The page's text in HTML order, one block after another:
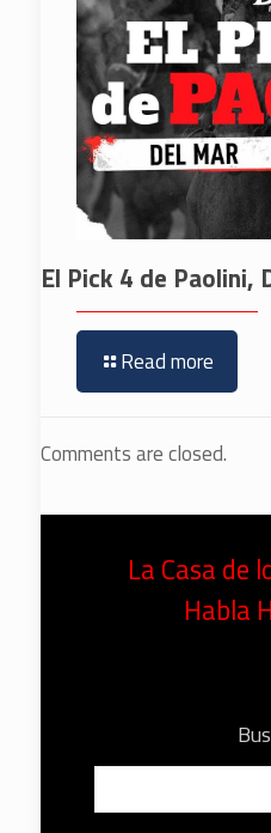
El Pick 4 de Paolini,
Read more
Comments are closed.
La Casa de
Habla